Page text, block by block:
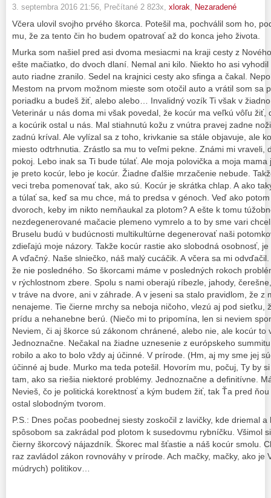
3. septembra 2016 21:56 , Prečítané 2 823x, xlorak Nezaradené
Včera ulovil svojho prvého škorca. Potešil ma, pochválil som ho,
mu, že za tento čin ho budem opatrovať až do konca jeho života.
Murka som našiel pred asi dvoma mesiacmi na kraji cesty z
ešte mačiatko, do dvoch dlaní. Nemal ani kilo. Niekto ho asi
auto riadne zranilo. Sedel na krajnici cesty ako sfinga a čakal.
Mestom na prvom možnom mieste som otočil auto a vrátil som sa
poriadku a budeš žiť, alebo alebo… Invalidný vozík Ti však v
Veterinár u nás doma mi však povedal, že kocúr ma veľkú vôľu žiť,
a kocúrik ostal u nás. Mal stiahnutú kožu z vnútra pravej zadne
zadnú kríval. Ale vylízal sa z toho, krivkanie sa stále objavuje, ale
miesto odtrhnutia. Zrástlo sa mu to veľmi pekne. Známi mi vraveli,
pokoj. Lebo inak sa Ti bude túlať. Ale moja polovička a moja
je preto kocúr, lebo je kocúr. Žiadne ďalšie mrzačenie nebude.
veci treba pomenovať tak, ako sú. Kocúr je skrátka chlap. A ako
a túlať sa, keď sa mu chce, má to predsa v génoch. Veď ako
dvoroch, keby im nikto nemňaukal za plotom? A ešte k tomu
nezdegenerované mačacie plemeno vymrelo a to by sme vari
Bruselu budú v budúcnosti multikultúrne degenerovať naši
zdieľajú moje názory. Takže kocúr rastie ako slobodná osobnosť,
A vďačný. Naše slniečko, náš malý cucáčik. A včera sa mi
že nie posledného. So škorcami máme v posledných rokoch
v rýchlostnom zbere. Spolu s nami oberajú ríbezle, jahody,
v tráve na dvore, ani v záhrade. A v jeseni sa stalo pravidlom, že z
nenajeme. Tie čierne mrchy sa neboja ničoho, vlezú aj pod sieťku,
prídu a nehanebne berú. (Niečo mi to pripomína, len si neviem
Neviem, či aj škorce sú zákonom chránené, alebo nie, ale kocúr to
Jednoznačne. Nečakal na žiadne uznesenie z európskeho
robilo a ako to bolo vždy aj účinné. V prírode. (Hm, aj my sme jej
účinné aj bude. Murko ma teda potešil. Hovorím mu, počuj, Ty by
tam, ako sa riešia niektoré problémy. Jednoznačne a definitívne.
Nevieš, čo je politická korektnosť a kým budem žiť, tak Ťa pred
ostal slobodným tvorom.
P.S.: Dnes počas poobednej siesty zoskočil z lavičky, kde driemal
spôsobom sa zakrádal pod plotom k susedovmu rybníčku. Všimol
čierny škorcový nájazdník. Škorec mal šťastie a náš kocúr smolu.
raz zavládol zákon rovnováhy v prírode. Ach mačky, mačky, ako je
múdrych) politikov…